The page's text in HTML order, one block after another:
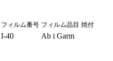
フィルム番号 フィルム品目 焼付
I-40 Ab i Garm